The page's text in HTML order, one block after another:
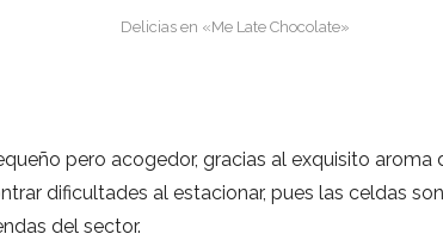
Delicias en «Me Late Chocolate»
pero acogedor, gracias al exquisito aroma
dificultades al estacionar, pues las celdas
del sector.